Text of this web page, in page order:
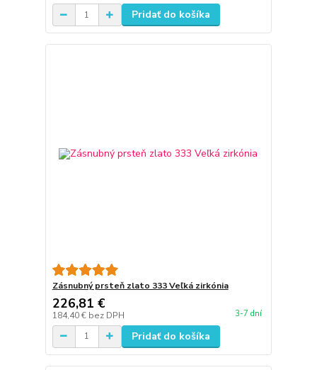
Pridať do košíka
Zásnubný prsteň zlato 333 Veľká zirkónia
226,81 €
184,40 € bez DPH 3-7 dní
Pridať do košíka